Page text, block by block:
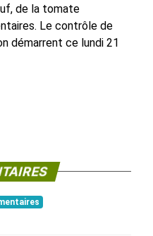
de la tomate
Le contrôle de
démarrent ce lundi 21